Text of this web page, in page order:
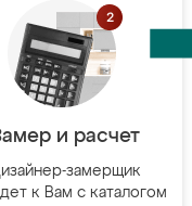
и расчет
замерщик
к Вам с каталогом